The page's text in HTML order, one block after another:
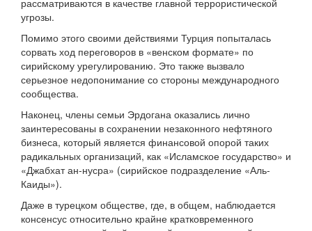
рассматриваются в качестве главной террористической
угрозы.
Помимо этого своими действиями Турция попыталась
сорвать ход переговоров в «венском формате» по
сирийскому урегулированию. Это также вызвало
серьезное недопонимание со стороны международного
сообщества.
Наконец, члены семьи Эрдогана оказались лично
заинтересованы в сохранении незаконного нефтяного
бизнеса, который является финансовой опорой таких
радикальных организаций, как «Исламское государство» и
«Джабхат ан-нусра» (сирийское подразделение «Аль-
Каиды»).
Даже в турецком обществе, где, в общем, наблюдается
консенсус относительно крайне кратковременного